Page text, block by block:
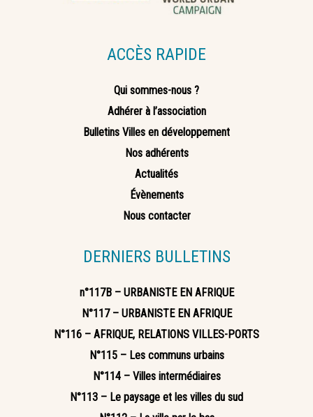
ACCÈS RAPIDE
Qui sommes-nous ?
Adhérer à l’association
Bulletins Villes en développement
Nos adhérents
Actualités
Évènements
Nous contacter
DERNIERS BULLETINS
n°117B – URBANISTE EN AFRIQUE
N°117 – URBANISTE EN AFRIQUE
N°116 – AFRIQUE, RELATIONS VILLES-PORTS
N°115 – Les communs urbains
N°114 – Villes intermédiaires
N°113 – Le paysage et les villes du sud